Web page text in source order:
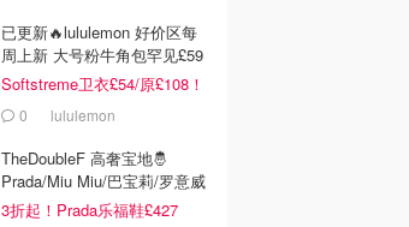
已更新🔥lululemon 好价区每
周上新 大号粉牛角包罕见£59
Softstreme卫衣£54/原£108！
0 lululemon
TheDoubleF 高奢宝地🤴
Prada/Miu Miu/巴宝莉/罗意威
3折起！Prada乐福鞋£427